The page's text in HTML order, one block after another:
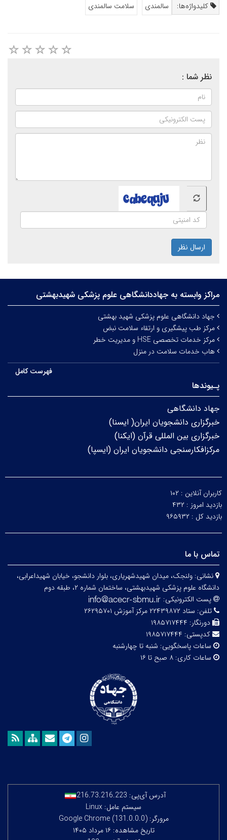
کلیدواژه‌ها: سالمندی سلامت سالمندی
نظر شما :
ارسال نظر
مراکز وابسته به جهاددانشگاهی علوم‌ پزشکی شهیدبهشتی
جهاد دانشگاهی علوم پزشکی شهید بهشتی
مرکز طب پیشگیری و ارتقاء سلامت نبض
مرکز خدمات تخصصی HSE و مدیریت خطر
هاب خدمات سلامت در منزل
فهرست کامل
پـیوندها
جهاد دانشگاهی
خبرگزاری دانشجویان ایران( ایسنا)
خبرگزاری بین المللی قرآن (ایکنا)
مرکزافکارسنجی دانشجویان ایران (ایسپا)
کاربران آنلاین : ۱۰۲
بازدید امروز : ۴۳۲
بازدید کل : ۹۶۵۹۳۲
تماس با ما
نشانی: ولنجک، میدان شهیدشهریاری، بلوار دانشجو، خیابان شهیداعرابی،
دانشگاه علوم پزشکی شهیدبهشتی، ساختمان شماره ۲، طبقه دوم
پست الکترونیکی:
تلفن: ستاد ۲۲۴۳۹۸۷۲ مرکز آموزش ۲۶۲۹۵۷۰۱
دورنگار: ۱۹۸۵۷۱۷۴۴۴
کدپستی: ۱۹۸۵۷۱۷۴۴۴
ساعات پاسخگویی: شنبه تا چهارشنبه
ساعات کاری: ۸ صبح تا ۱۶
آدرس آی‌پی: 216.73.216.223
سیستم عامل: Linux
مرورگر: Google Chrome (131.0.0.0)
تاریخ مشاهده: ۱۶ مرداد ۱۴۰۵